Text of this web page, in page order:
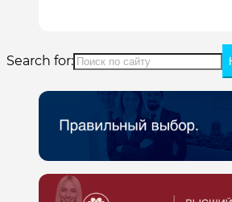
Search for: